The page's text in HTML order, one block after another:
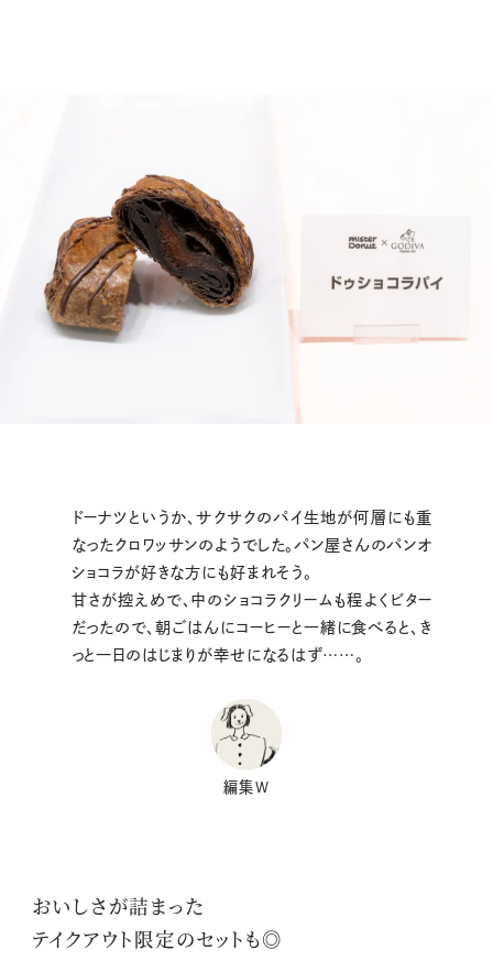
ドーナツというか、サクサクのパイ生地が何層にも重
なったクロワッサンのようでした。パン屋さんのパンオ
ショコラが好きな方にも好まれそう。
甘さが控えめで、中のショコラクリームも程よくビター
だったので、朝ごはんにコーヒーと一緒に食べると、き
っと一日のはじまりが幸せになるはず……。
編集W
おいしさが詰まった
テイクアウト限定のセットも◎